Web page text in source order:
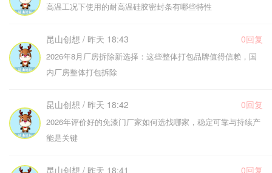
高温工况下使用的耐高温硅胶密封条有哪些特性
昆山创想 / 昨天 18:43 0回复
2026年8月厂房拆除新选择：这些整体打包品牌值得信赖，国
内厂房整体打包拆除
昆山创想 / 昨天 18:42 0回复
2026年评价好的免漆门厂家如何选找哪家，稳定可靠与持续产
能是关键
昆山创想 / 昨天 18:41 0回复